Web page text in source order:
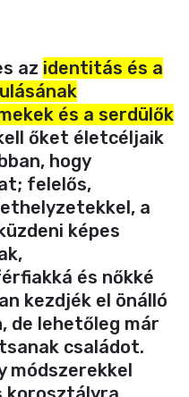
az identitás és a
és a serdülők
őket életcéljaik
hogy
felelős,
a
képes
és nőkké
kezdjék el önálló
de lehetőleg már
családot.
módszerekkel